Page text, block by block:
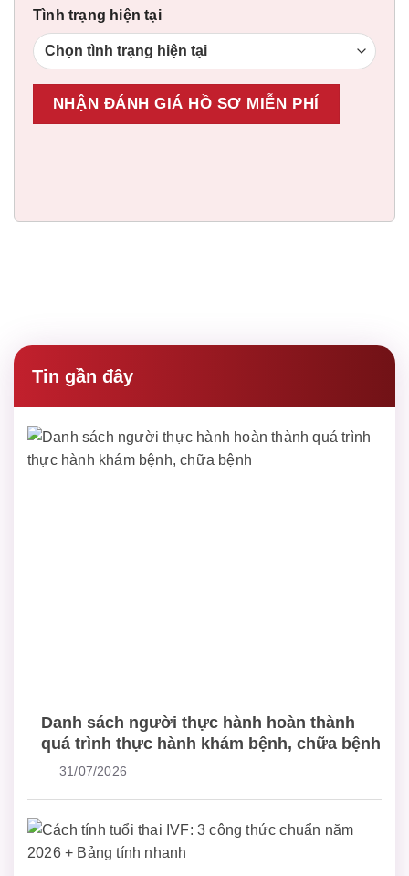
Tình trạng hiện tại
Tin gần đây
Danh sách người thực hành hoàn thành
quá trình thực hành khám bệnh, chữa bệnh
31/07/2026